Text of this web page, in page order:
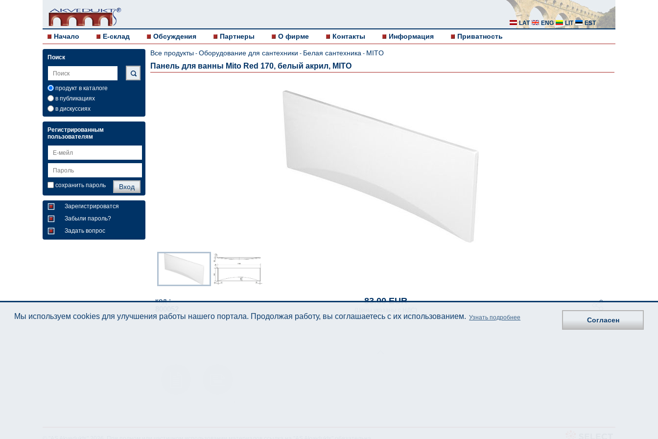
LAT ENG LIT EST
Начало E-склад Обсуждения Партнеры О фирме Контакты Информация Приватность
Поиск
продукт в каталоге
в публикациях
в дискуссиях
Регистрированным
пользователям
сохранить пароль
Зарегистрироватся
Забыли пароль?
Задать вопрос
Все продукты - Оборудование для сантехники - Белая сантехника - MITO
Панель для ванны Mito Red 170, белый акрил, MITO
код :
83.00 EUR
Мы используем cookies для улучшения работы нашего портала. Продолжая работу, вы соглашаетесь с их использованием. Узнать подробнее Согласен